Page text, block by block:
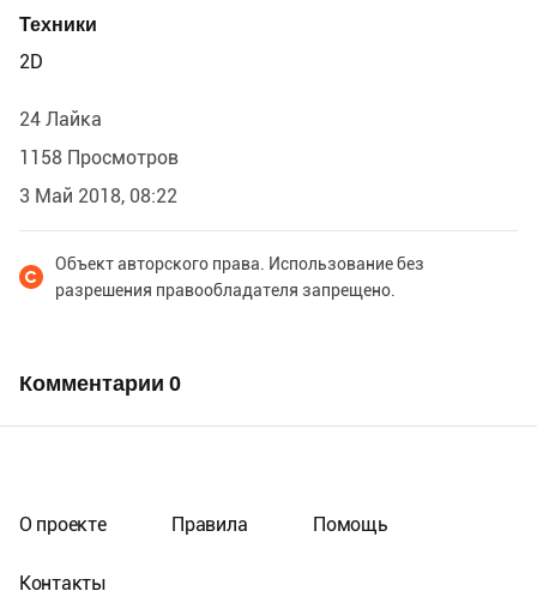
Техники
2D
24 Лайка
1158 Просмотров
3 Май 2018, 08:22
Объект авторского права. Использование без
разрешения правообладателя запрещено.
Комментарии 0
О проекте Правила Помощь
Контакты